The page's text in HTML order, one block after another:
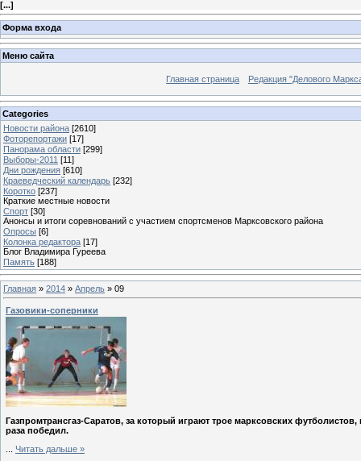
[...]
Форма входа
Меню сайта
Главная страница Редакция "Делового
Categories
Новости района [2610]
Фоторепортажи [17]
Панорама области [299]
Выборы-2011 [11]
Дни рождения [610]
Краеведческий календарь [232]
Коротко [237]
Краткие местные новости
Спорт [30]
Анонсы и итоги соревнований с участием спортсменов Марксовского района
Опросы [6]
Колонка редактора [17]
Блог Владимира Гуреева
Память [188]
Главная » 2014 » Апрель » 09
Газовики-соперники
Газпромтрансгаз-Саратов, за который играют трое марксовских
раза победил.
Читать дальше »